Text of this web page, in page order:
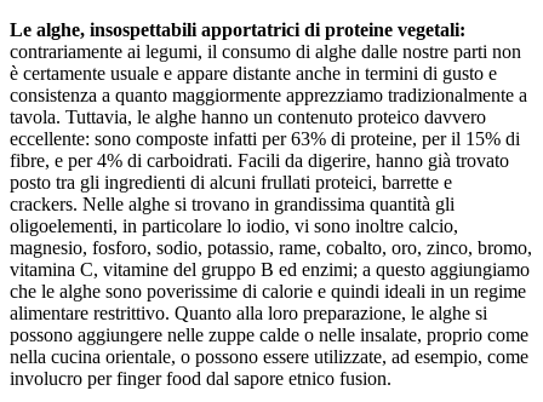
Le alghe, insospettabili apportatrici di proteine vegetali:
contrariamente ai legumi, il consumo di alghe dalle nostre parti non
è certamente usuale e appare distante anche in termini di gusto e
consistenza a quanto maggiormente apprezziamo tradizionalmente a
tavola. Tuttavia, le alghe hanno un contenuto proteico davvero
eccellente: sono composte infatti per 63% di proteine, per il 15% di
fibre, e per 4% di carboidrati. Facili da digerire, hanno già trovato
posto tra gli ingredienti di alcuni frullati proteici, barrette e
crackers. Nelle alghe si trovano in grandissima quantità gli
oligoelementi, in particolare lo iodio, vi sono inoltre calcio,
magnesio, fosforo, sodio, potassio, rame, cobalto, oro, zinco, bromo,
vitamina C, vitamine del gruppo B ed enzimi; a questo aggiungiamo
che le alghe sono poverissime di calorie e quindi ideali in un regime
alimentare restrittivo. Quanto alla loro preparazione, le alghe si
possono aggiungere nelle zuppe calde o nelle insalate, proprio come
nella cucina orientale, o possono essere utilizzate, ad esempio, come
involucro per finger food dal sapore etnico fusion.